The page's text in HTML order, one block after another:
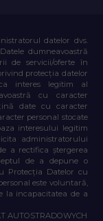
datelor dvs.
dumneavoastră
de servicii/oferte în
protecția datelor
interes legitim al
cu caracter
date cu caracter
personal stocate
interesului legitim
administratorului
a rectifica ștergerea
de a depune o
Protecția Datelor cu
este voluntară,
la incapacitatea de a
AUTOSTRADOWYCH